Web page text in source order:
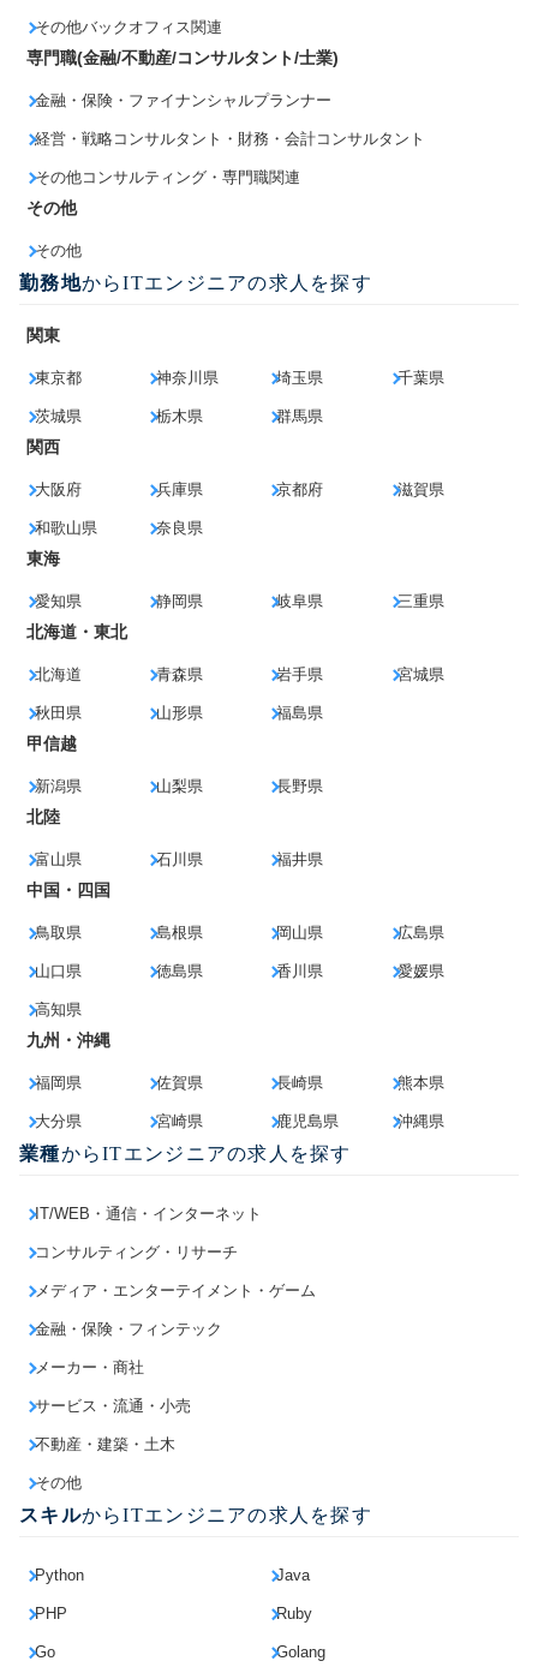
その他バックオフィス関連
専門職(金融/不動産/コンサルタント/士業)
金融・保険・ファイナンシャルプランナー
経営・戦略コンサルタント・財務・会計コンサルタント
その他コンサルティング・専門職関連
その他
その他
勤務地からITエンジニアの求人を探す
関東
東京都 神奈川県 埼玉県 千葉県
茨城県 栃木県 群馬県
関西
大阪府 兵庫県 京都府 滋賀県
和歌山県 奈良県
東海
愛知県 静岡県 岐阜県 三重県
北海道・東北
北海道 青森県 岩手県 宮城県
秋田県 山形県 福島県
甲信越
新潟県 山梨県 長野県
北陸
富山県 石川県 福井県
中国・四国
鳥取県 島根県 岡山県 広島県
山口県 徳島県 香川県 愛媛県
高知県
九州・沖縄
福岡県 佐賀県 長崎県 熊本県
大分県 宮崎県 鹿児島県 沖縄県
業種からITエンジニアの求人を探す
IT/WEB・通信・インターネット
コンサルティング・リサーチ
メディア・エンターテイメント・ゲーム
金融・保険・フィンテック
メーカー・商社
サービス・流通・小売
不動産・建築・土木
その他
スキルからITエンジニアの求人を探す
Python Java
PHP Ruby
Go Golang